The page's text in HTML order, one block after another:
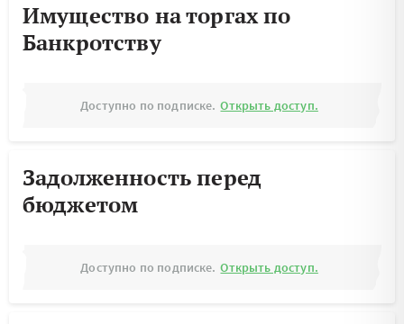
Имущество на торгах по
Банкротству
Доступно по подписке. Открыть доступ.
Задолженность перед
бюджетом
Доступно по подписке. Открыть доступ.